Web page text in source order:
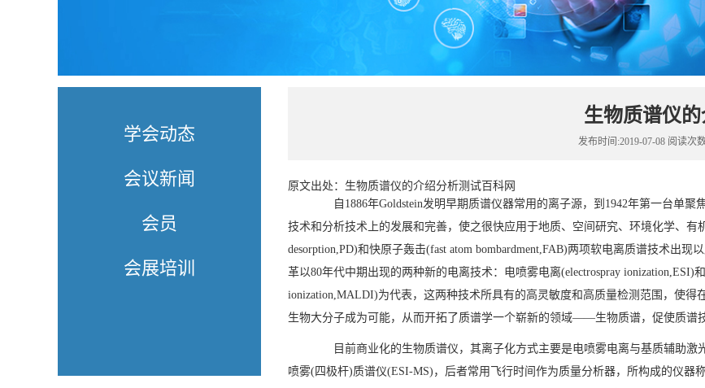
学会动态
会议新闻
会员
会展培训
生物质谱仪的
发布时间:2019-07-08 阅读次
原文出处： 生物质谱仪的介绍分析测试百科网
自1886年Goldstein发明早期质谱仪器常用的离子源，到1942年第一台单聚
技术和分析技术上的发展和完善，使之很快应用于地质、空间研究、环境化学、有
desorption,PD)和快原子轰击(fast atom bombardment,FAB)两项软电离质谱技术出
革以80年代中期出现的两种新的电离技术：电喷雾电离(electrospray ionization,ESI)
ionization,MALDI)为代表，这两种技术所具有的高灵敏度和高质量检测范围，使得
生物大分子成为可能，从而开拓了质谱学一个崭新的领域——生物质谱，促使质谱
目前商业化的生物质谱仪，其离子化方式主要是电喷雾电离与基质辅助激
喷雾(四极杆)质谱仪(ESI-MS)，后者常用飞行时间作为质量分析器，所构成的仪器